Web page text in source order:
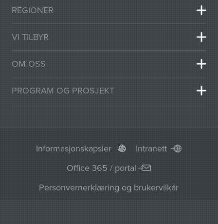
REGIONER
VI TILBYR
OM OSS
PROGRAM OG PROSJEKT
Informasjonskapsler
Intranett
Office 365 / portal
Personvernerklæring og brukervilkår